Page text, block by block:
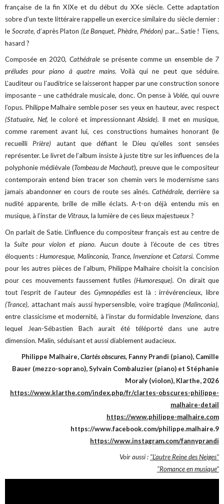
française de la fin XIXe et du début du XXe siècle. Cette adaptation
sobre d’un texte littéraire rappelle un exercice similaire du siècle dernier :
le Socrate, d’après Platon (Le Banquet, Phèdre, Phédon) par... Satie ! Tiens,
hasard ?
Composée en 2020, Cathédralese présente comme un ensemble de 7
préludes pour piano à quatre mains. Voilà qui ne peut que séduire.
L’auditeur ou l’auditrice se laisseront happer par une construction sonore
imposante – une cathédrale musicale, donc. On pense à Volée, qui ouvre
l’opus. Philippe Malhaire semble poser ses yeux en hauteur, avec respect
(Statuaire, Nef, le coloré et impressionnantAbside). Il met en musique,
comme rarement avant lui, ces constructions humaines honorant (le
recueilliPrière) autant que défiant le Dieu qu’elles sont sensées
représenter. Le livret de l’album insiste à juste titre sur les influences de la
polyphonie médiévale (Tombeau de Machaut), preuve que le compositeur
contemporain entend bien tracer son chemin vers le modernisme sans
jamais abandonner en cours de route ses aînés. Cathédrale, derrière sa
nudité apparente, brille de mille éclats. A-t-on déjà entendu mis en
musique, à l’instar de Vitraux, la lumière de ces lieux majestueux ?
On parlait de Satie. L’influence du compositeur français est au centre de
laSuite pour violon et piano. Aucun doute à l’écoute de ces titres
éloquents : Humoresque, Malinconia, Trance, Invenzione etCatarsi. Comme
pour les autres pièces de l’album, Philippe Malhaire choisit la concision
pour ces mouvements faussement futiles (Humoresque). On dirait que
tout l’esprit de l’auteur des Gymnopédiesest là : irrévérencieux, libre
(Trance), attachant mais aussi hypersensible, voire tragique (Malinconia),
entre classicisme et modernité, à l’instar du formidable Invenzione, dans
lequel Jean-Sébastien Bach aurait été téléporté dans une autre
dimension. Malin, séduisant et aussi diablement audacieux.
Philippe Malhaire,Clartés obscures, Fanny Prandi (piano), Camille
Bauer (mezzo-soprano), Sylvain Combaluzier (piano) et Stéphanie
Moraly (violon), Klarthe, 2026
https://www.klarthe.com/index.php/fr/clartes-obscures-philippe-
malhaire-detail
https://www.philippe-malhaire.com
https://www.facebook.com/philippe.malhaire.9
https://www.instagram.com/fannyprandi
Voir aussi : "L’autre Reine des Neiges"
"Romance en musique"